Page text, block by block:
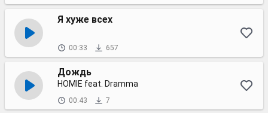
Я хуже всех
00:33 657
Дождь
HOMIE feat. Dramma
00:43 7